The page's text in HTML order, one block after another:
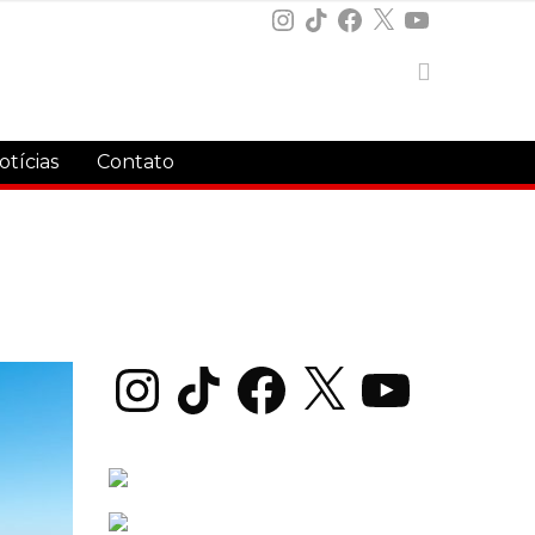
Instagram
TikTokFacebook
X YouTube
Contato
InstagramTikTok Facebook
X YouTube